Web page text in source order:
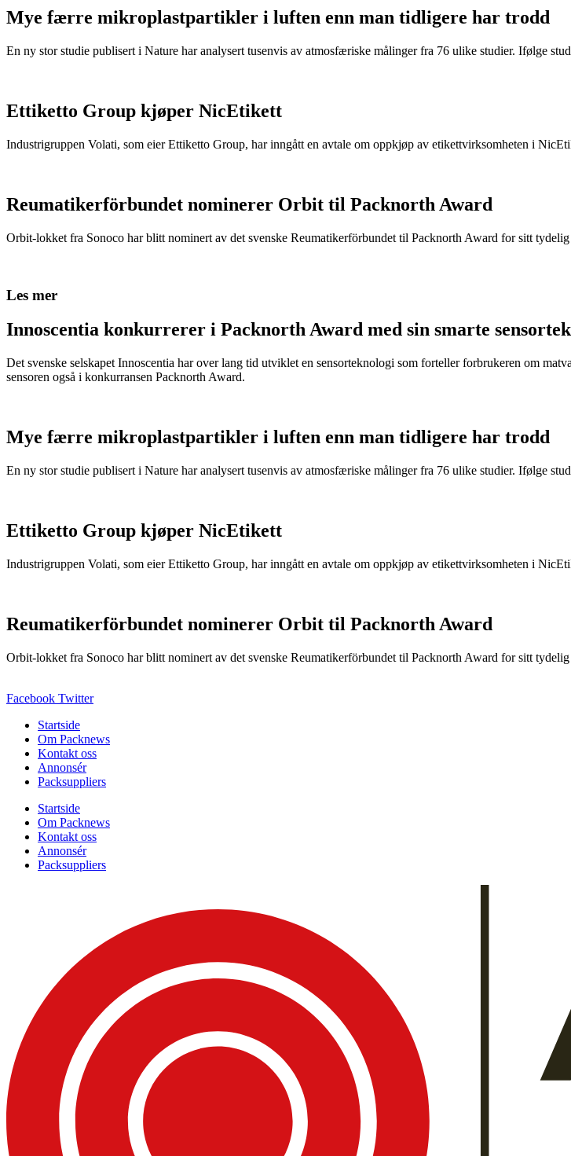
Mye færre mikroplastpartikler i luften enn man tidligere har trodd
En ny stor studie publisert i Nature har analysert tusenvis av atmosfæriske målinger fra 76 ulike studier. Ifølge
Ettiketto Group kjøper NicEtikett
Industrigruppen Volati, som eier Ettiketto Group, har inngått en avtale om oppkjøp av etikettvirksomheten i
Reumatikerförbundet nominerer Orbit til Packnorth Award
Orbit-lokket fra Sonoco har blitt nominert av det svenske Reumatikerförbundet til Packnorth Award for sitt
Les mer
Innoscentia konkurrerer i Packnorth Award med sin smarte
Det svenske selskapet Innoscentia har over lang tid utviklet en sensorteknologi som forteller forbrukeren om
sensoren også i konkurransen Packnorth Award.
Mye færre mikroplastpartikler i luften enn man tidligere har trodd
En ny stor studie publisert i Nature har analysert tusenvis av atmosfæriske målinger fra 76 ulike studier. Ifølge
Ettiketto Group kjøper NicEtikett
Industrigruppen Volati, som eier Ettiketto Group, har inngått en avtale om oppkjøp av etikettvirksomheten i
Reumatikerförbundet nominerer Orbit til Packnorth Award
Orbit-lokket fra Sonoco har blitt nominert av det svenske Reumatikerförbundet til Packnorth Award for sitt
Facebook Twitter
Startside
Om Packnews
Kontakt oss
Annonsér
Packsuppliers
Startside
Om Packnews
Kontakt oss
Annonsér
Packsuppliers